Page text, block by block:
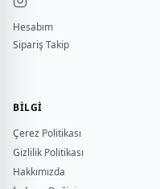
Hesabım
Sipariş Takip
BILGI
Çerez Politikası
Gizlilik Politikası
Hakkımızda